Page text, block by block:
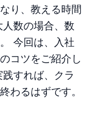
り、教える時間
数の場合、数
今回は、入社
コツをご紹介し
すれば、クラ
わるはずです。